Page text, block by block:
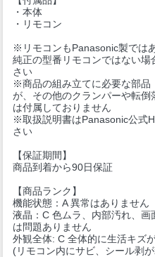
・本体
・リモコン
※リモコンもPanasonic製では
純正の型番リモコンではない
さい
※商品の組み立てに必要な部品
が、その他のクランパーや転
は付属しておりません
※取扱説明書はPanasonic公式
さい
【保証期間】
商品到着から90日保証
【商品ランク】
機能状態：A 異常はありません
液晶：C 色ムラ、内部汚れ、
は問題ありません
外観全体: C 全体的に生活キズ
(リモコン内にサビ、シール剥